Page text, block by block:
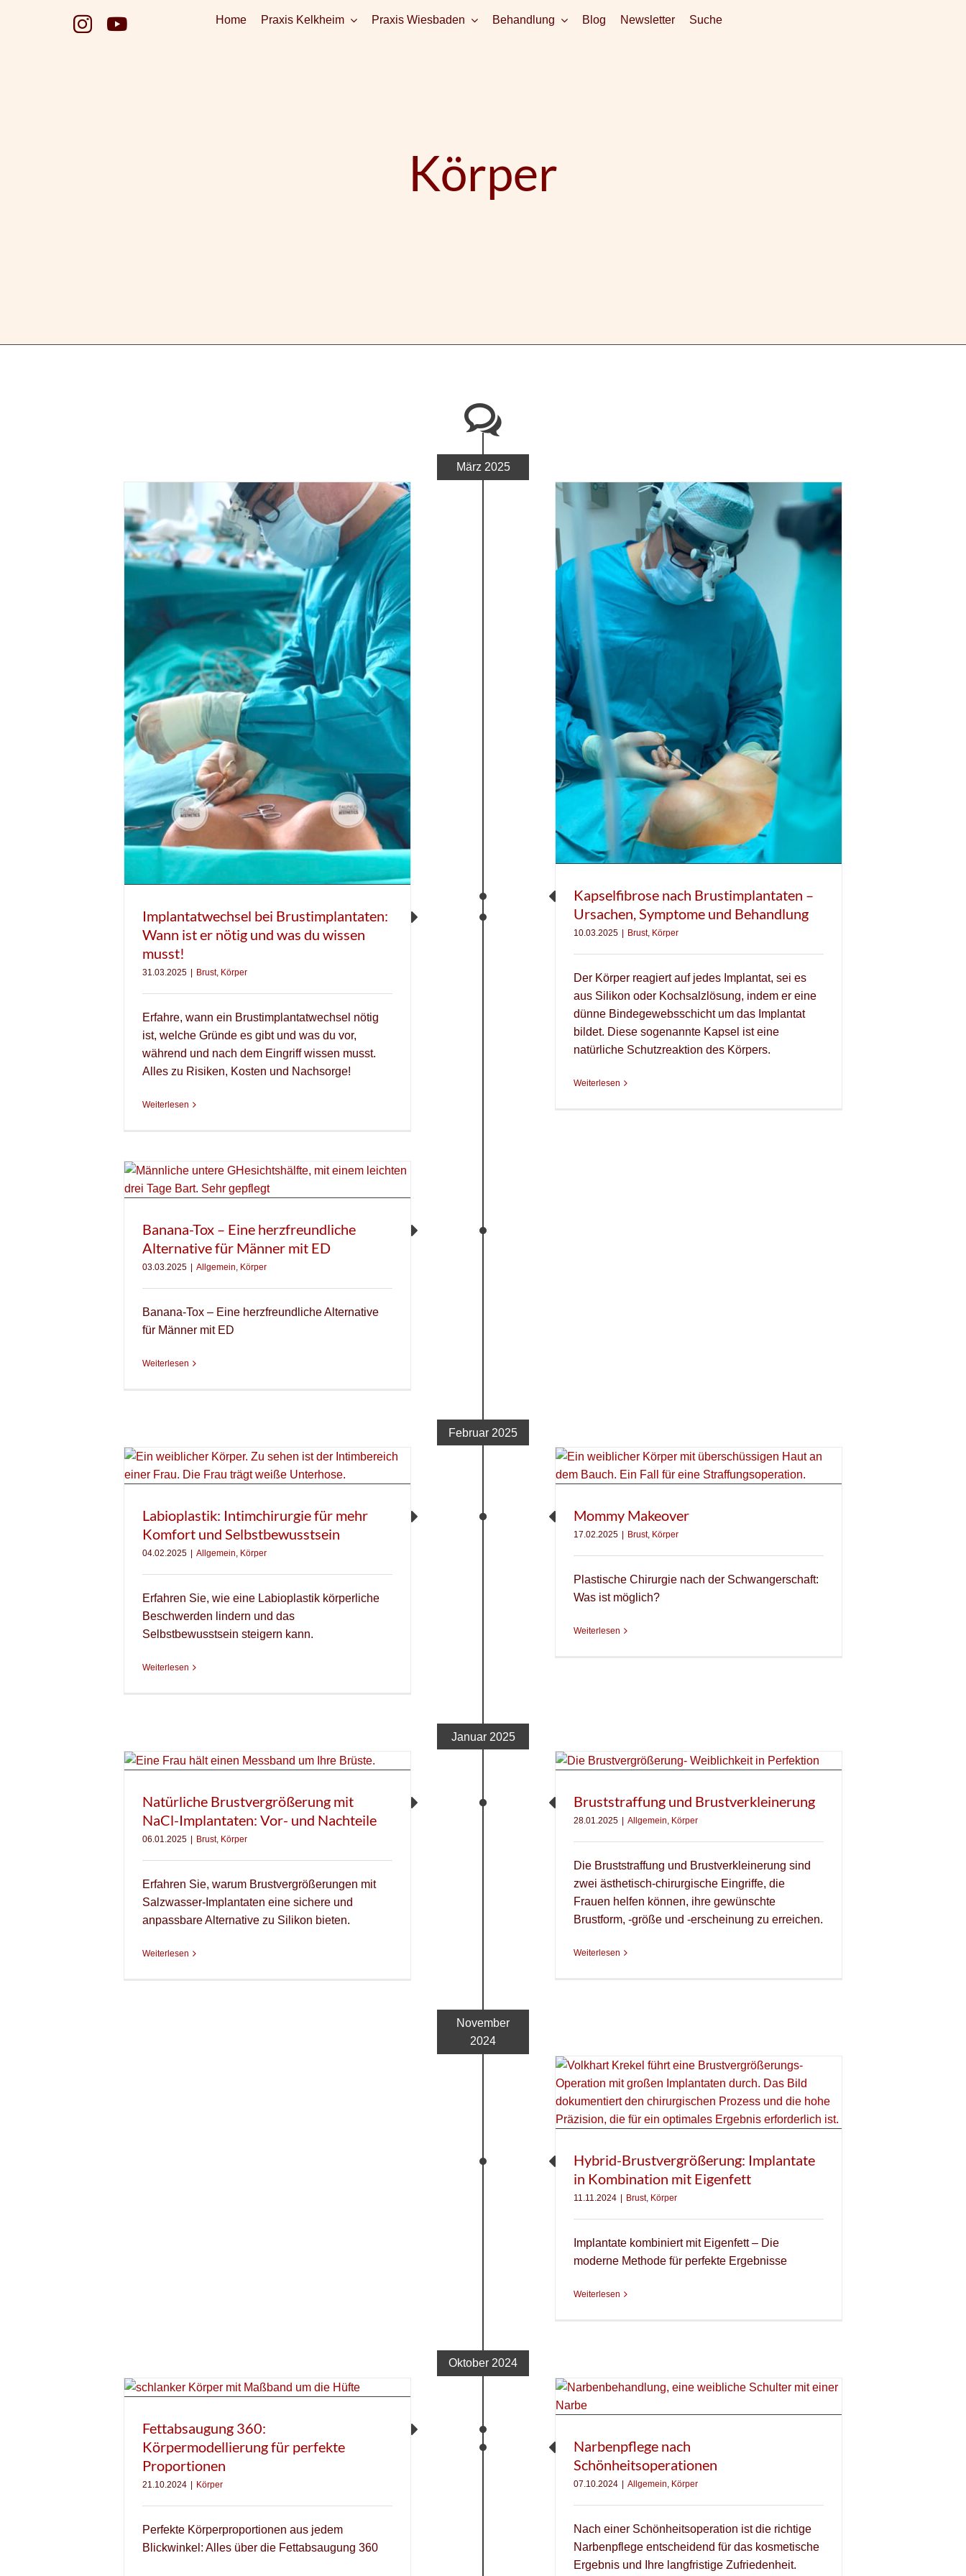
Home Praxis Kelkheim Praxis Wiesbaden Behandlung Blog Newsletter Suche
Körper
März 2025
Implantatwechsel bei Brustimplantaten:
Wann ist er nötig und was du wissen
musst!
31.03.2025 Brust, Körper
Erfahre, wann ein Brustimplantatwechsel nötig
ist, welche Gründe es gibt und was du vor,
während und nach dem Eingriff wissen musst.
Alles zu Risiken, Kosten und Nachsorge!
Weiterlesen
Kapselfibrose nach Brustimplantaten –
Ursachen, Symptome und Behandlung
10.03.2025 Brust, Körper
Der Körper reagiert auf jedes Implantat, sei es
aus Silikon oder Kochsalzlösung, indem er eine
dünne Bindegewebsschicht um das Implantat
bildet. Diese sogenannte Kapsel ist eine
natürliche Schutzreaktion des Körpers.
Weiterlesen
Banana-Tox – Eine herzfreundliche
Alternative für Männer mit ED
03.03.2025 Allgemein, Körper
Banana-Tox – Eine herzfreundliche Alternative
für Männer mit ED
Weiterlesen
Februar 2025
Mommy Makeover
17.02.2025 Brust, Körper
Plastische Chirurgie nach der Schwangerschaft:
Was ist möglich?
Weiterlesen
Labioplastik: Intimchirurgie für mehr
Komfort und Selbstbewusstsein
04.02.2025 Allgemein, Körper
Erfahren Sie, wie eine Labioplastik körperliche
Beschwerden lindern und das
Selbstbewusstsein steigern kann.
Weiterlesen
Januar 2025
Bruststraffung und Brustverkleinerung
28.01.2025 Allgemein, Körper
Die Bruststraffung und Brustverkleinerung sind
zwei ästhetisch-chirurgische Eingriffe, die
Frauen helfen können, ihre gewünschte
Brustform, -größe und -erscheinung zu erreichen.
Weiterlesen
Natürliche Brustvergrößerung mit
NaCl-Implantaten: Vor- und Nachteile
06.01.2025 Brust, Körper
Erfahren Sie, warum Brustvergrößerungen mit
Salzwasser-Implantaten eine sichere und
anpassbare Alternative zu Silikon bieten.
Weiterlesen
November
2024
Hybrid-Brustvergrößerung: Implantate
in Kombination mit Eigenfett
11.11.2024 | Brust, Körper
Implantate kombiniert mit Eigenfett – Die
moderne Methode für perfekte Ergebnisse
Weiterlesen
Oktober 2024
Fettabsaugung 360:
Körpermodellierung für perfekte
Proportionen
21.10.2024 | Körper
Perfekte Körperproportionen aus jedem
Blickwinkel: Alles über die Fettabsaugung 360
Narbenpflege nach
Schönheitsoperationen
07.10.2024 | Allgemein Körper
Nach einer Schönheitsoperation ist die richtige
Narbenpflege entscheidend für das kosmetische
Ergebnis und Ihre langfristige Zufriedenheit.